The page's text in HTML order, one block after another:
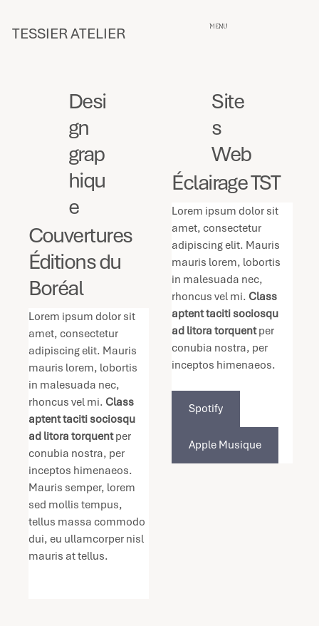
TESSIER ATELIER MENU
Desi
gn
grap
hiqu
e
Couvertures
Éditions du
Boréal
Lorem ipsum dolor sit
amet, consectetur
adipiscing elit. Mauris
mauris lorem, lobortis
in malesuada nec,
rhoncus vel mi. Class
aptent taciti sociosqu
ad litora torquent per
conubia nostra, per
inceptos himenaeos.
Mauris semper, lorem
sed mollis tempus,
tellus massa commodo
dui, eu ullamcorper nisl
mauris at tellus.
Site
s
Web
Éclairage TST
Lorem ipsum dolor sit
amet, consectetur
adipiscing elit. Mauris
mauris lorem, lobortis
in malesuada nec,
rhoncus vel mi. Class
aptent taciti sociosqu
ad litora torquent per
conubia nostra, per
inceptos himenaeos.
Spotify
Apple Musique